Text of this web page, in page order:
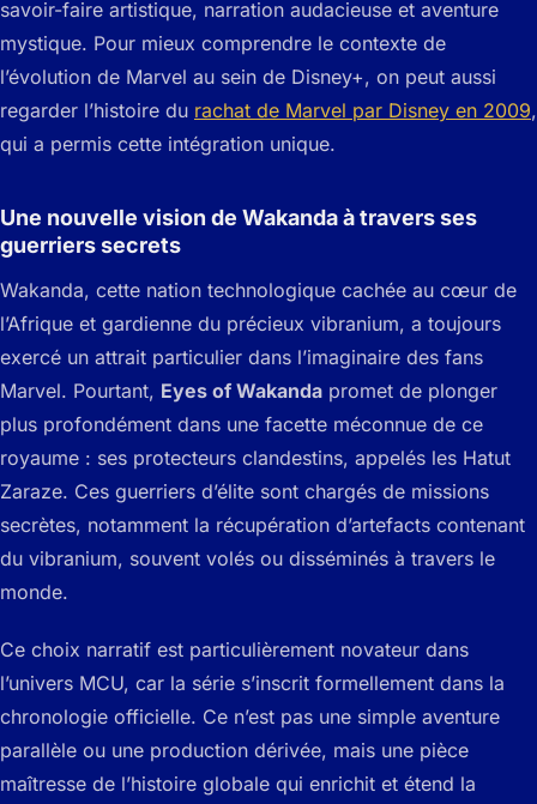
savoir-faire artistique, narration audacieuse et aventure
mystique. Pour mieux comprendre le contexte de
l’évolution de Marvel au sein de Disney+, on peut aussi
regarder l’histoire du rachat de Marvel par Disney en 2009,
qui a permis cette intégration unique.
Une nouvelle vision de Wakanda à travers ses
guerriers secrets
Wakanda, cette nation technologique cachée au cœur de
l’Afrique et gardienne du précieux vibranium, a toujours
exercé un attrait particulier dans l’imaginaire des fans
Marvel. Pourtant, Eyes of Wakanda promet de plonger
plus profondément dans une facette méconnue de ce
royaume : ses protecteurs clandestins, appelés les Hatut
Zaraze. Ces guerriers d’élite sont chargés de missions
secrètes, notamment la récupération d’artefacts contenant
du vibranium, souvent volés ou disséminés à travers le
monde.
Ce choix narratif est particulièrement novateur dans
l’univers MCU, car la série s’inscrit formellement dans la
chronologie officielle. Ce n’est pas une simple aventure
parallèle ou une production dérivée, mais une pièce
maîtresse de l’histoire globale qui enrichit et étend la